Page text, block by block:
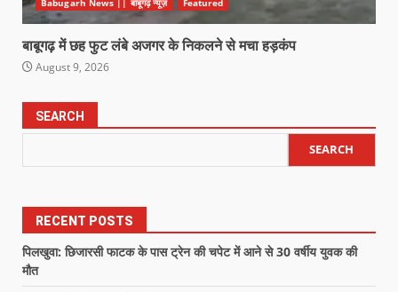
Babugarh News || बाबूगढ़ न्यूज़ Featured
बाबूगढ़ में छह फुट लंबे अजगर के निकलने से मचा हड़कंप
August 9, 2026
SEARCH
SEARCH
RECENT POSTS
पिलखुवा: छिजारसी फाटक के पास ट्रेन की चपेट में आने से 30 वर्षीय युवक की
मौत